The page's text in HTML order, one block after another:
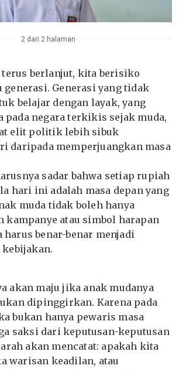
2 dari 2 halaman
berlanjut, kita berisiko
Generasi yang tidak
belajar dengan layak, yang
pada negara terkikis sejak muda,
elit politik lebih sibuk
daripada memperjuangkan masa
sadar bahwa setiap rupiah
hari ini adalah masa depan yang
muda tidak boleh hanya
kampanye atau simbol harapan
harus benar-benar menjadi
akan maju jika anak mudanya
dipinggirkan. Karena pada
bukan hanya pewaris masa
saksi dari keputusan-keputusan
akan mencatat: apakah kita
warisan keadilan, atau